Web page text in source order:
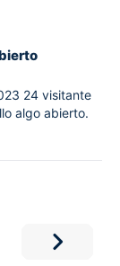
24 visitante
algo abierto.